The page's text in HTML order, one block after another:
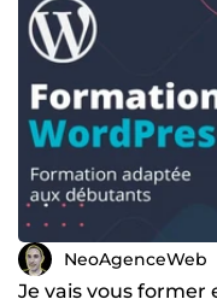
NeoAgenceWeb
Je vais vous former